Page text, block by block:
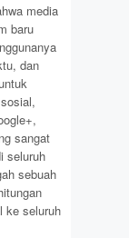
media
baru
dan
sangat
seluruh
sebuah
ke seluruh